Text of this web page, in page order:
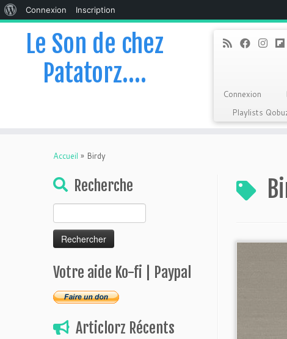
WordPress
Connexion
Inscription
Le Son de chez
Patatorz….
Connexion
Playlists
Accueil » Birdy
Recherche
Votre aide Ko-fi | Paypal
Articlorz Récents